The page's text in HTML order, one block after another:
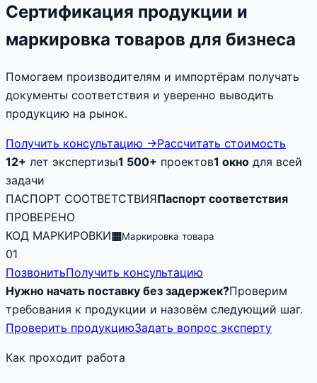
Сертификация продукции и
маркировка товаров для бизнеса
Помогаем производителям и импортёрам получать
документы соответствия и уверенно выводить
продукцию на рынок.
Получить консультацию →Рассчитать стоимость
12+ лет экспертизы1 500+ проектов1 окно для всей
задачи
ПАСПОРТ СООТВЕТСТВИЯПаспорт соответствия
ПРОВЕРЕНО
КОД МАРКИРОВКИ▦Маркировка товара
01
ПозвонитьПолучить консультацию
Нужно начать поставку без задержек?Проверим
требования к продукции и назовём следующий шаг.
Проверить продукциюЗадать вопрос эксперту
Как проходит работа